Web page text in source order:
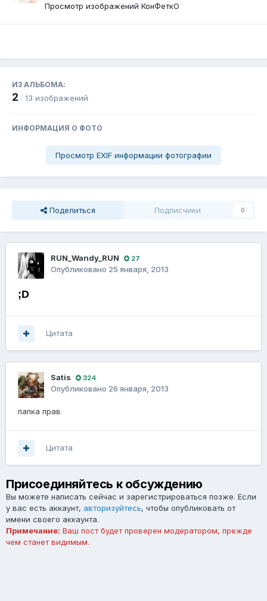
Просмотр изображений КонФеткО
ИЗ АЛЬБОМА:
2 · 13 изображений
ИНФОРМАЦИЯ О ФОТО
Просмотр EXIF информации фотографии
Поделиться Подписчики 0
RUN_Wandy_RUN 27
Опубликовано 25 января, 2013
;D
Цитата
Satis 324
Опубликовано 26 января, 2013
папка прав
Цитата
Присоединяйтесь к обсуждению
Вы можете написать сейчас и зарегистрироваться позже. Если
у вас есть аккаунт, авторизуйтесь, чтобы опубликовать от
имени своего аккаунта.
Примечание: Ваш пост будет проверен модератором, прежде
чем станет видимым.